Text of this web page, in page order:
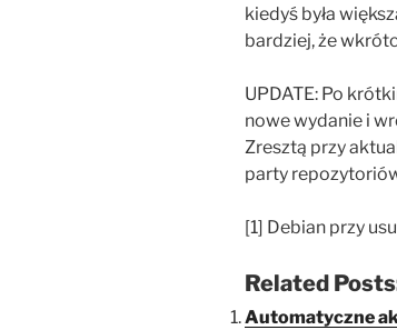
kiedyś była
bardziej, że
UPDATE: Po
nowe wydanie i
Zresztą przy
party
[1] Debian przy
Related
Automatyczne